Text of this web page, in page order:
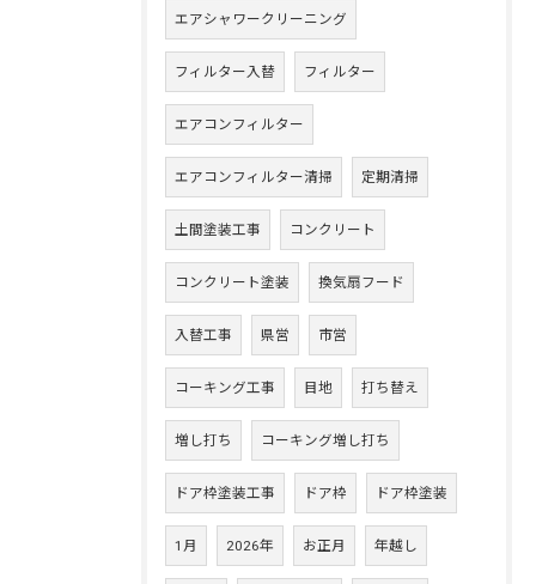
エアシャワークリーニング
フィルター入替 フィルター
エアコンフィルター
エアコンフィルター清掃 定期清掃
土間塗装工事 コンクリート
コンクリート塗装 換気扇フード
入替工事 県営 市営
コーキング工事 目地 打ち替え
増し打ち コーキング増し打ち
ドア枠塗装工事 ドア枠 ドア枠塗装
1月 2026年 お正月 年越し